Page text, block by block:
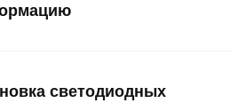
светодиодных